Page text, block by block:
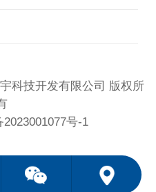
科技开发有限公司 版权所
2023001077号-1